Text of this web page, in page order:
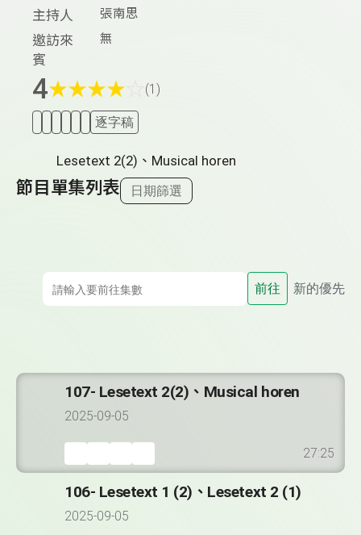
主持人 張南思
邀訪來
賓
無
4★★★★ (1)
逐字稿
Lesetext 2(2)、Musical horen
節目單集列表 日期篩選
前往 新的優先
107- Lesetext 2(2)、Musical horen
2025-09-05
27:25
106- Lesetext 1 (2)、Lesetext 2 (1)
2025-09-05